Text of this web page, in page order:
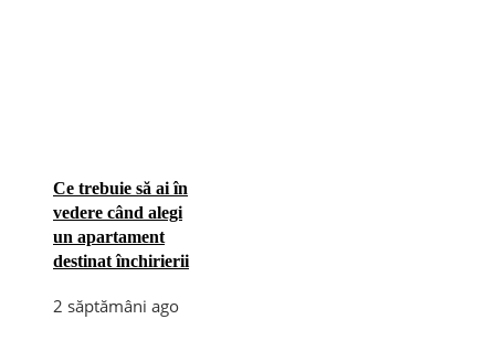
Ce trebuie să ai în
vedere când alegi
un apartament
destinat închirierii
2 săptămâni ago